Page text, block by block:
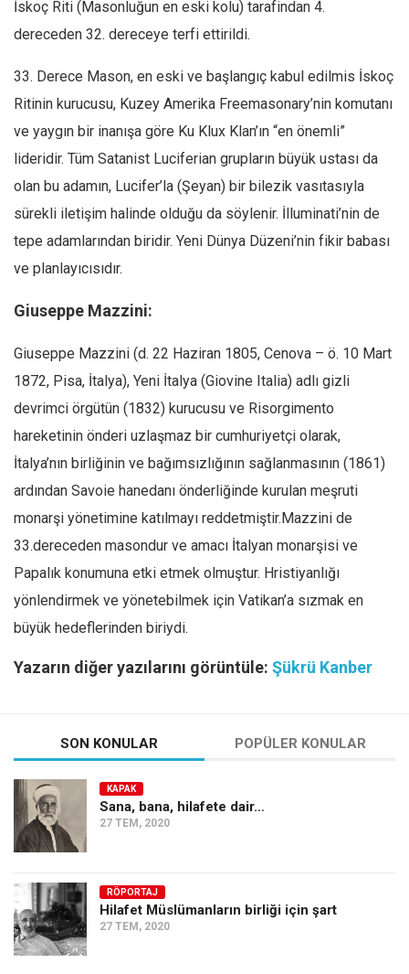
İskoç Riti (Masonluğun en eski kolu) tarafindan 4.
dereceden 32. dereceye terfi ettirildi.
33. Derece Mason, en eski ve başlangıç kabul edilmis İskoç
Ritinin kurucusu, Kuzey Amerika Freemasonary’nin komutanı
ve yaygın bir inanışa göre Ku Klux Klan’ın “en önemli”
lideridir. Tüm Satanist Luciferian grupların büyük ustası da
olan bu adamın, Lucifer’la (Şeyan) bir bilezik vasıtasıyla
sürekli iletişim halinde olduğu da söylenir. İlluminati’nin de
tepe adamlarından biridir. Yeni Dünya Düzeni’nin fikir babası
ve planlayıcısıdır.
Giuseppe Mazzini:
Giuseppe Mazzini (d. 22 Haziran 1805, Cenova – ö. 10 Mart
1872, Pisa, İtalya), Yeni İtalya (Giovine Italia) adlı gizli
devrimci örgütün (1832) kurucusu ve Risorgimento
hareketinin önderi uzlaşmaz bir cumhuriyetçi olarak,
İtalya’nın birliğinin ve bağımsızlığının sağlanmasının (1861)
ardından Savoie hanedanı önderliğinde kurulan meşruti
monarşi yönetimine katılmayı reddetmiştir.Mazzini de
33.dereceden masondur ve amacı İtalyan monarşisi ve
Papalık konumuna etki etmek olmuştur. Hristiyanlığı
yönlendirmek ve yönetebilmek için Vatikan’a sızmak en
büyük hedeflerinden biriydi.
Yazarın diğer yazılarını görüntüle: Şükrü Kanber
SON KONULAR POPÜLER KONULAR
KAPAK
Sana, bana, hilafete dair…
27 TEM, 2020
RÖPORTAJ
Hilafet Müslümanların birliği için şart
27 TEM, 2020